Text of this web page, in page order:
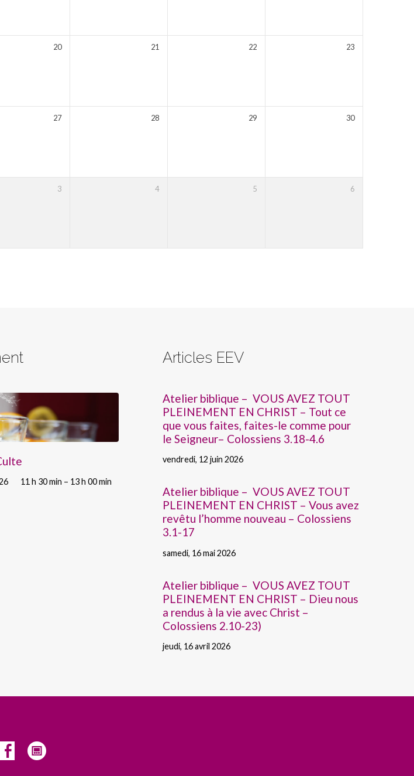
20 21 22 23
27 28 29 30
3 4 5 6
11 h 30 min – 13 h 00 min
Articles EEV
Atelier biblique – VOUS AVEZ TOUT
PLEINEMENT EN CHRIST – Tout ce
que vous faites, faites-le comme pour
le Seigneur– Colossiens 3.18-4.6
vendredi, 12 juin 2026
Atelier biblique – VOUS AVEZ TOUT
PLEINEMENT EN CHRIST – Vous avez
revêtu l’homme nouveau – Colossiens
3.1-17
samedi, 16 mai 2026
Atelier biblique – VOUS AVEZ TOUT
PLEINEMENT EN CHRIST – Dieu nous
a rendus à la vie avec Christ –
Colossiens 2.10-23)
jeudi, 16 avril 2026